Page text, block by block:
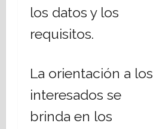
los datos y los
requisitos.
La orientación a los
interesados se
brinda en los